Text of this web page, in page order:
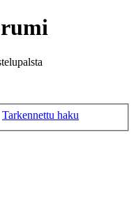
Tarkennettu haku